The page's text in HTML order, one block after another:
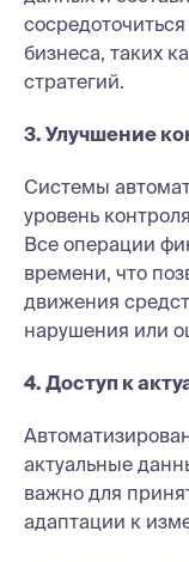
бизнеса, таких
стратегий.
3. Улучшение
Системы
уровень
Все операции
времени, что
движения
нарушения или
4. Доступ к
актуальные
важно для
адаптации к